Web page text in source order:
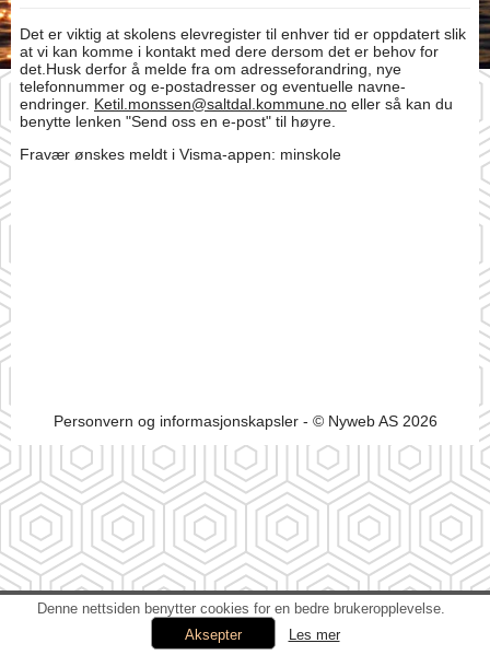
Det er viktig at skolens elevregister til enhver tid er oppdatert slik
at vi kan komme i kontakt med dere dersom det er behov for
det.Husk derfor å melde fra om adresseforandring, nye
telefonnummer og e-postadresser og eventuelle navne-
endringer. Ketil.monssen@saltdal.kommune.no eller så kan du
benytte lenken "Send oss en e-post" til høyre.
Fravær ønskes meldt i Visma-appen: minskole
Personvern og informasjonskapsler- © Nyweb AS 2026
Denne nettsiden benytter cookies for en bedre brukeropplevelse.
Les mer